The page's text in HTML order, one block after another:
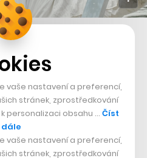
podoby Prvoku
omyly se můžeme dostávat
omylů zaznamenali
dokázali vyřešit,“
tvorby takového domu
nahlíží víc jako na
vaše nastavení a preferencí,
stránek, zprostředkování
personalizaci obsahu … Číst
dále
vaše nastavení a preferencí,
stránek, zprostředkování